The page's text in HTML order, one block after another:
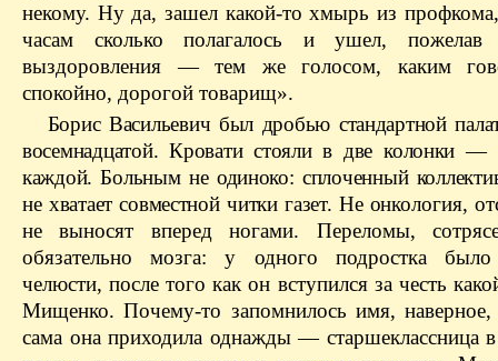
некому. Ну да, зашел какой-то хмырь из
часам сколько полагалось и ушел, пожелав
выздоровления — тем же голосом, каким
спокойно, дорогой товарищ».
Борис Васильевич был дробью стандартной
восемнадцатой. Кровати стояли в две колонки —
каждой. Больным не одиноко: сплоченный
не хватает совместной читки газет. Не онкология,
не выносят вперед ногами. Переломы,
обязательно мозга: у одного подростка было
челюсти, после того как он вступился за честь
Мищенко. Почему-то запомнилось имя,
сама она приходила однажды — старшеклассница